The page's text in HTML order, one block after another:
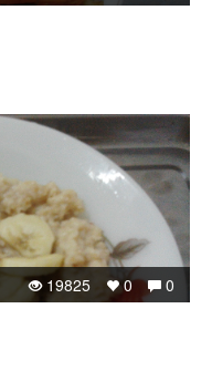
0
0
19825